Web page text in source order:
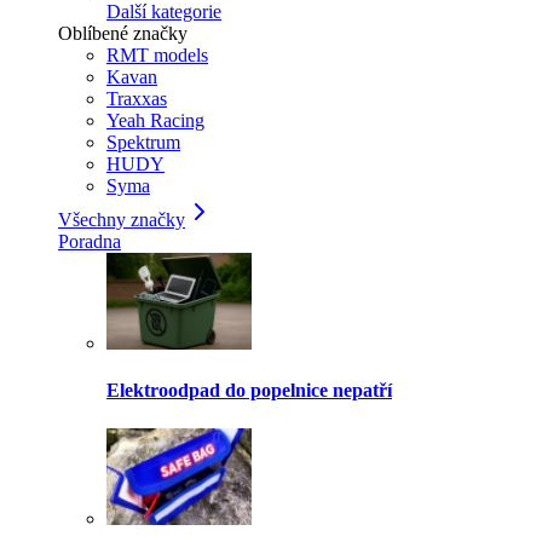
Další kategorie
Oblíbené značky
RMT models
Kavan
Traxxas
Yeah Racing
Spektrum
HUDY
Syma
Všechny značky
Poradna
Elektroodpad do popelnice nepatří